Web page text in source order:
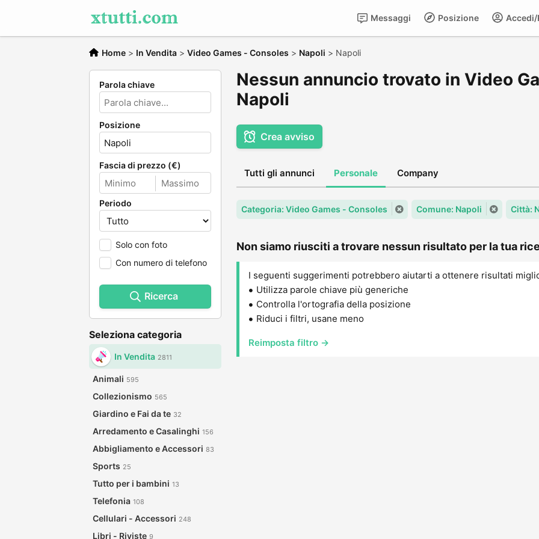
Posizione
Messaggi
Home > In Vendita > Video Games - Consoles > Napoli > Napoli
Parola chiave
Posizione
Fascia di prezzo (€)
Periodo
Solo con foto
Con numero di telefono
Ricerca
Seleziona categoria
In Vendita 2811
Animali 595
Collezionismo 565
Giardino e Fai da te 32
Arredamento e Casalinghi 156
Abbigliamento e Accessori 83
Sports 25
Tutto per i bambini 13
Telefonia 108
Cellulari - Accessori 248
Libri - Riviste 9
Nessun annuncio trovato in Video
Napoli
Crea avviso
Tutti gli annunci Personale Company
Categoria: Video Games - Consoles Comune: Napoli Città:
Non siamo riusciti a trovare nessun risultato per la tua
I seguenti suggerimenti potrebbero aiutarti a ottenere risultati
Utilizza parole chiave più generiche
Controlla l'ortografia della posizione
Riduci i filtri, usane meno
Reimposta filtro →